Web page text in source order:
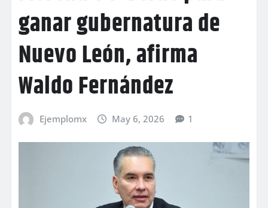
ganar gubernatura de
Nuevo León, afirma
Waldo Fernández
Ejemplomx May 6, 2026 1